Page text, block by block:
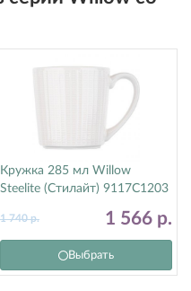
Кружка 285 мл Willow
Steelite (Стилайт) 9117C1203
1 566 р.
1 740р.
Выбрать